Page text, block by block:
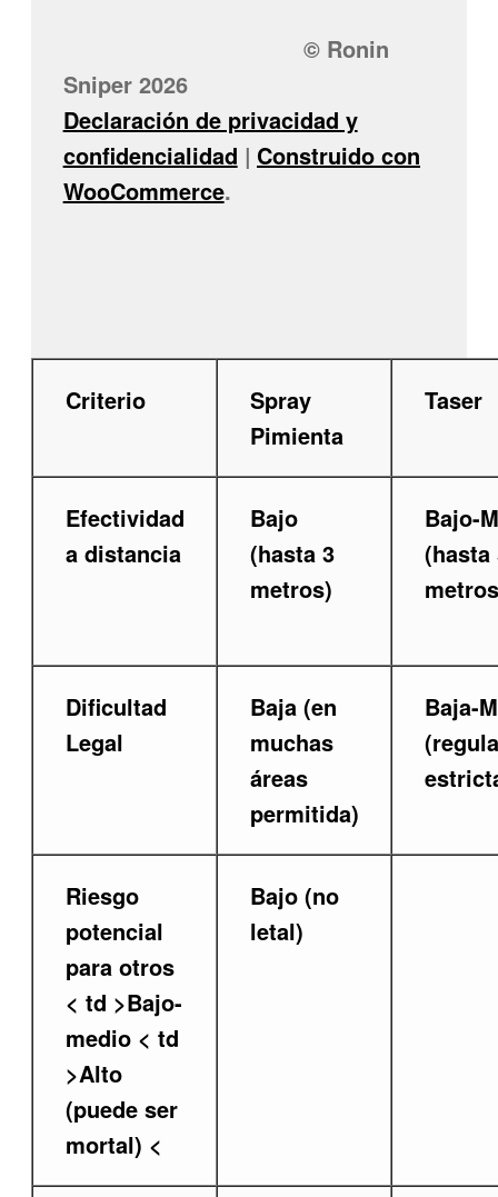
© Ronin
Sniper 2026
Declaración de privacidad y
confidencialidad
Construido con
WooCommerce.
Criterio
Spray
Pimienta
Taser
Efectividad
a distancia
Bajo
(hasta 3
metros)
Bajo-
(hasta
Dificultad
Legal
Baja (en
muchas
áreas
permitida)
Baja-
Riesgo
potencial
para otros
< td >Bajo-
medio < td
>Alto
(puede ser
mortal) <
Bajo (no
letal)